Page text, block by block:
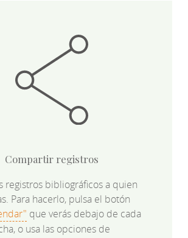
Compartir registros
registros bibliográficos a quien
Para hacerlo, pulsa el botón
que verás debajo de cada
o usa las opciones de